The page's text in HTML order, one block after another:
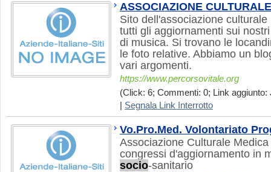
ASSOCIAZIONE
Sito dell'associazione
tutti gli aggiornamenti sui
di musica. Si trovano le
le foto relative. Abbiamo un
vari argomenti.
https://www.percorsovitale.org
(Click: 6; Commenti: 0; Link aggiunto:
Segnala Link Interrotto
Vo.Pro.Med. Volontariato
Associazione Culturale
congressi d'aggiornamento in
socio-sanitario